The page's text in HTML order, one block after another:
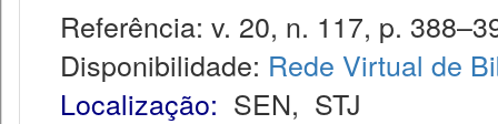
Referência: v. 20, n. 117, p.
Disponibilidade: Rede Virtual de
Localização: SEN, STJ